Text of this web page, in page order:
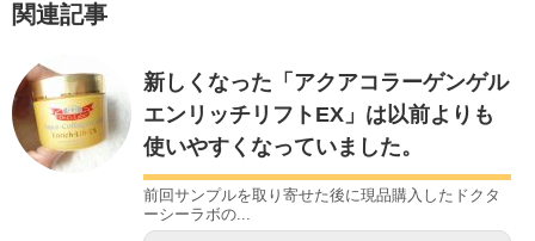
関連記事
新しくなった「アクアコラーゲンゲル
エンリッチリフトEX」は以前よりも
使いやすくなっていました。
前回サンプルを取り寄せた後に現品購入したドクタ
ーシーラボの...